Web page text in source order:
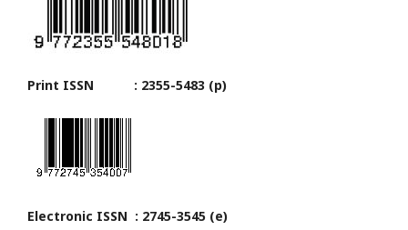
Print ISSN : 2355-5483 (p)
Electronic ISSN : 2745-3545 (e)